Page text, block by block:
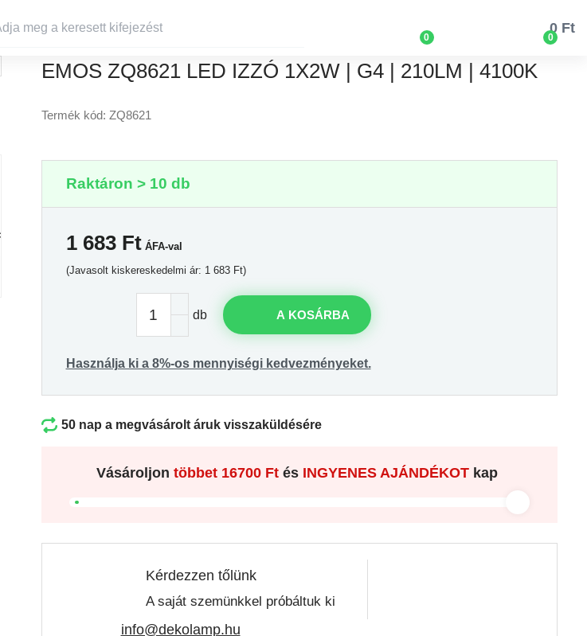
0 0
0 Ft
EMOS ZQ8621 LED IZZÓ 1X2W | G4 | 210LM | 4100K
Termék kód: ZQ8621
Raktáron > 10 db
1 683FtÁFA-val
(Javasolt kiskereskedelmi ár: 1 683 Ft)
db A KOSÁRBA
Használja ki a 8%-os mennyiségi kedvezményeket.
50 nap a megvásárolt áruk visszaküldésére
Vásároljon többet 16700 Ft és INGYENES AJÁNDÉKOT kap
Kérdezzen tőlünk
A saját szemünkkel próbáltuk ki
info@dekolamp.hu